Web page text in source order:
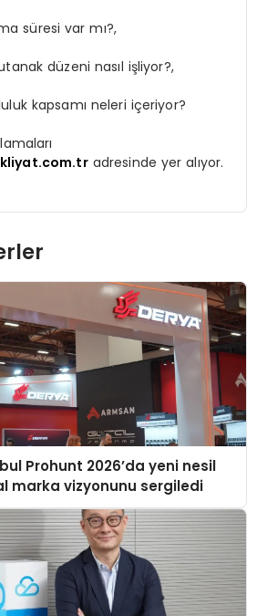
süresi var mı?,
düzeni nasıl işliyor?,
kapsamı neleri içeriyor?
adresinde yer alıyor.
Prohunt 2026’da yeni nesil
marka vizyonunu sergiledi